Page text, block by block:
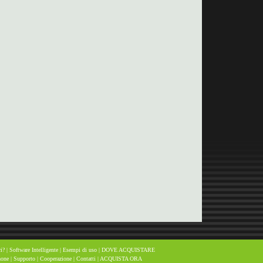
| Software Intelligente | Esempi di uso | DOVE ACQUISTARE
| Supporto| Cooperazione| Contatti | ACQUISTA ORA